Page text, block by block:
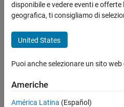
Stato
disponibile e vedere eventi e
geografica, ti consigliamo di
United States
Puoi anche selezionare un sito
Americhe
América Latina (Español)